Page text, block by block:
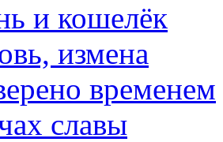
и кошелёк
измена
временем
славы